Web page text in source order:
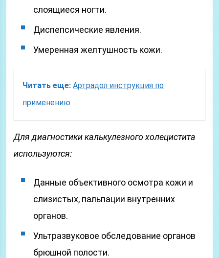
слоящиеся ногти.
Диспепсические явления.
Умеренная желтушность кожи.
Читать еще: Артрадол инструкция по
применению
Для диагностики калькулезного холецистита
используются:
Данные объективного осмотра кожи и
слизистых, пальпации внутренних
органов.
Ультразвуковое обследование органов
брюшной полости.